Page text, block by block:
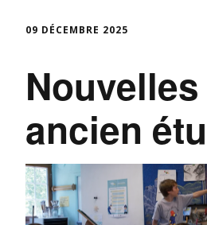
09 DÉCEMBRE 2025
Nouvelles
ancien